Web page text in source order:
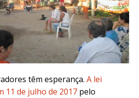
têm esperança. A lei
11 de julho de 2017 pelo